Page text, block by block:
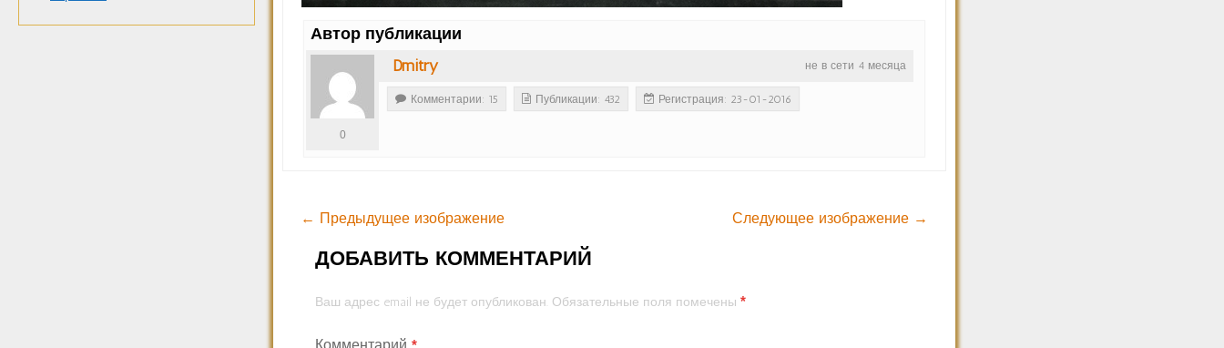
Автор публикации
не в сети 4 месяца
Dmitry
0
Комментарии: 15 Публикации: 432 Регистрация: 23-01-2016
← Предыдущее изображение Следующее изображение →
ДОБАВИТЬ КОММЕНТАРИЙ
Ваш адрес email не будет опубликован. Обязательные поля помечены*